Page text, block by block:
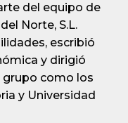
del equipo de
Norte, S.L.
escribió
y dirigió
grupo como los
y Universidad